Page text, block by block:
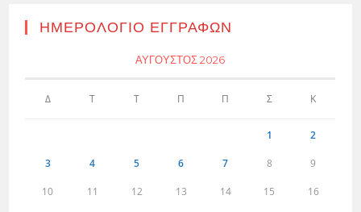
ΗΜΕΡΟΛΌΓΙΟ ΕΓΓΡΑΦΏΝ
ΑΎΓΟΥΣΤΟΣ 2026
Δ Τ Τ Π Π Σ Κ
1 2
3 4 5 6 7 8 9
10 11 12 13 14 15 16